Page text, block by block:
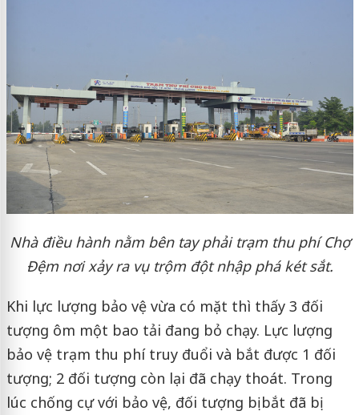
Nhà điều hành nằm bên tay phải trạm thu phí Chợ
Đệm nơi xảy ra vụ trộm đột nhập phá két sắt.
Khi lực lượng bảo vệ vừa có mặt thì thấy 3 đối
tượng ôm một bao tải đang bỏ chạy. Lực lượng
bảo vệ trạm thu phí truy đuổi và bắt được 1 đối
tượng; 2 đối tượng còn lại đã chạy thoát. Trong
lúc chống cự với bảo vệ, đối tượng bị bắt đã bị